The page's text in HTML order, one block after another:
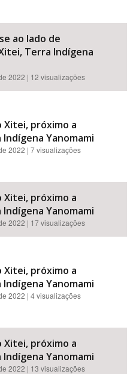
BUSCAR
ao lado de
Terra Indígena
2022 | 12 visualizações
Xitei, próximo a
Yanomami
2022 | 7 visualizações
Xitei, próximo a
Yanomami
2022 | 17 visualizações
Xitei, próximo a
Yanomami
2022 | 4 visualizações
Xitei, próximo a
Yanomami
2022 | 13 visualizações